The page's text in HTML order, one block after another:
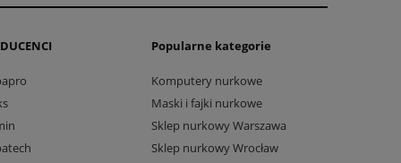
Popularne kategorie
Komputery nurkowe
Maski i fajki nurkowe
Sklep nurkowy Warszawa
Sklep nurkowy Wrocław